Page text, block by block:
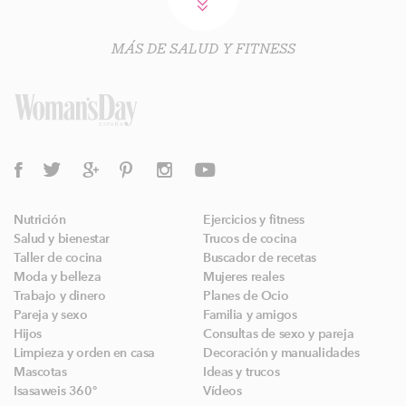
MÁS DE SALUD Y FITNESS
Nutrición
Ejercicios y fitness
Salud y bienestar
Trucos de cocina
Taller de cocina
Buscador de recetas
Moda y belleza
Mujeres reales
Trabajo y dinero
Planes de Ocio
Pareja y sexo
Familia y amigos
Hijos
Consultas de sexo y pareja
Limpieza y orden en casa
Decoración y manualidades
Mascotas
Ideas y trucos
Isasaweis 360º
Vídeos